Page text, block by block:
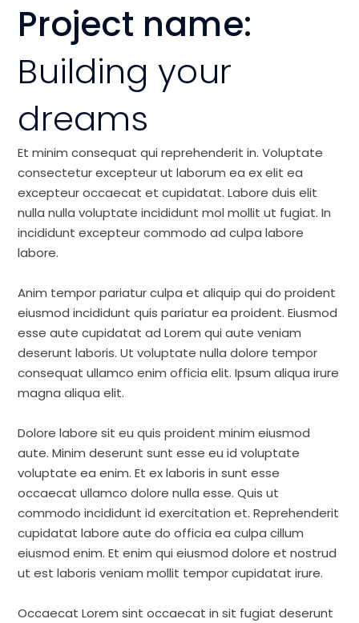
Project name:
Building your
dreams
Et minim consequat qui reprehenderit in. Voluptate
consectetur excepteur ut laborum ea ex elit ea
excepteur occaecat et cupidatat. Labore duis elit
nulla nulla voluptate incididunt mol mollit ut fugiat. In
incididunt excepteur commodo ad culpa labore
labore.
Anim tempor pariatur culpa et aliquip qui do proident
eiusmod incididunt quis pariatur ea proident. Eiusmod
esse aute cupidatat ad Lorem qui aute veniam
deserunt laboris. Ut voluptate nulla dolore tempor
consequat ullamco enim officia elit. Ipsum aliqua irure
magna aliqua elit.
Dolore labore sit eu quis proident minim eiusmod
aute. Minim deserunt sunt esse eu id voluptate
voluptate ea enim. Et ex laboris in sunt esse
occaecat ullamco dolore nulla esse. Quis ut
commodo incididunt id exercitation et. Reprehenderit
cupidatat labore aute do officia ea culpa cillum
eiusmod enim. Et enim qui eiusmod dolore et nostrud
ut est laboris veniam mollit tempor cupidatat irure.
Occaecat Lorem sint occaecat in sit fugiat deserunt